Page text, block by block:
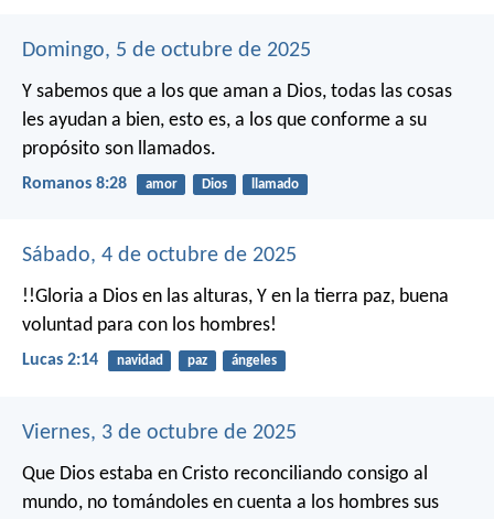
Domingo, 5 de octubre de 2025
Y sabemos que a los que aman a Dios, todas las cosas
les ayudan a bien, esto es, a los que conforme a su
propósito son llamados.
Romanos 8:28 amor Dios llamado
Sábado, 4 de octubre de 2025
!!Gloria a Dios en las alturas, Y en la tierra paz, buena
voluntad para con los hombres!
Lucas 2:14 navidad paz ángeles
Viernes, 3 de octubre de 2025
Que Dios estaba en Cristo reconciliando consigo al
mundo, no tomándoles en cuenta a los hombres sus